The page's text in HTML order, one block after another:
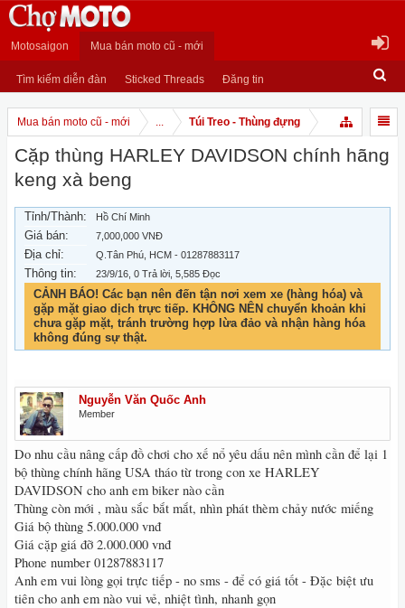
Motosaigon Mua bán moto cũ - mới
Tìm kiếm diễn đàn Sticked Threads Đăng tin
Mua bán moto cũ - mới ... Túi Treo - Thùng đựng
Cặp thùng HARLEY DAVIDSON chính hãng
keng xà beng
Tỉnh/Thành: Hồ Chí Minh
Giá bán: 7,000,000 VNĐ
Địa chỉ: Q.Tân Phú, HCM - 01287883117
Thông tin: 23/9/16 , 0 Trả lời, 5,585 Đọc
CẢNH BÁO! Các bạn nên đến tận nơi xem xe (hàng hóa) và
gặp mặt giao dịch trực tiếp. KHÔNG NÊN chuyển khoản khi
chưa gặp mặt, tránh trường hợp lừa đảo và nhận hàng hóa
không đúng sự thật.
Nguyễn Văn Quốc Anh
Member
Do nhu cầu nâng cấp đồ chơi cho xế nổ yêu dấu nên mình cần để lại 1
bộ thùng chính hãng USA tháo từ trong con xe HARLEY
DAVIDSON cho anh em biker nào cần
Thùng còn mới , màu sắc bắt mắt, nhìn phát thèm chảy nước miếng
Giá bộ thùng 5.000.000 vnđ
Giá cặp giá đỡ 2.000.000 vnđ
Phone number 01287883117
Anh em vui lòng gọi trực tiếp - no sms - để có giá tốt - Đặc biệt ưu
tiên cho anh em nào vui vẻ, nhiệt tình, nhanh gọn